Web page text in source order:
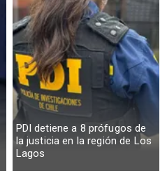
PDI detiene a 8 prófugos de
la justicia en la región de Los
Lagos